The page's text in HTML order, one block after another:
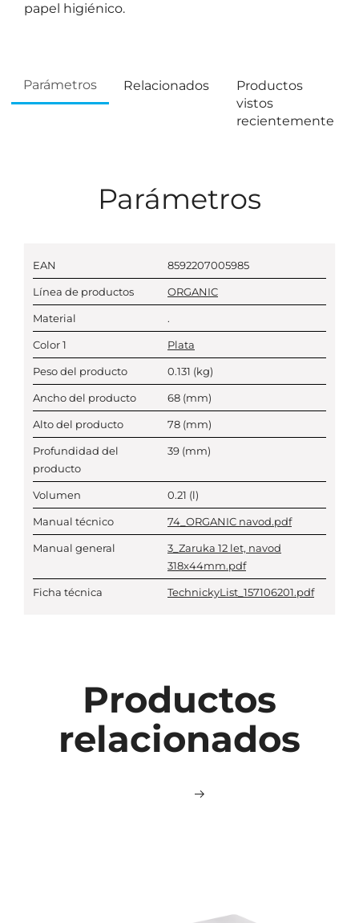
papel higiénico.
Parámetros Relacionados
Productos
vistos
recientemente
Parámetros
EAN 8592207005985
Línea de productos ORGANIC
Material .
Color 1 Plata
Peso del producto 0.131 (kg)
Ancho del producto 68 (mm)
Alto del producto 78 (mm)
Profundidad del
producto
39 (mm)
Volumen 0.21 (l)
Manual técnico 74_ORGANIC navod.pdf
Manual general
3_Zaruka 12 let, navod
318x44mm.pdf
Ficha técnica TechnickyList_157106201.pdf
Productos
relacionados